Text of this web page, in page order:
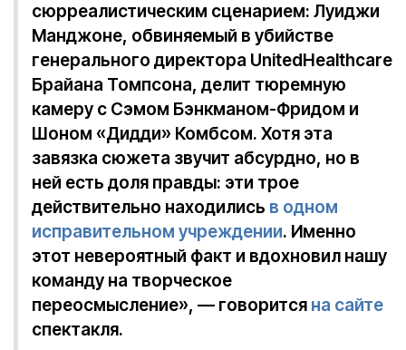
сюрреалистическим сценарием: Луиджи
Манджоне, обвиняемый в убийстве
генерального директора UnitedHealthcare
Брайана Томпсона, делит тюремную
камеру с Сэмом Бэнкманом-Фридом и
Шоном «Дидди» Комбсом. Хотя эта
завязка сюжета звучит абсурдно, но в
ней есть доля правды: эти трое
действительно находились в одном
исправительном учреждении. Именно
этот невероятный факт и вдохновил нашу
команду на творческое
переосмысление», — говорится на сайте
спектакля.